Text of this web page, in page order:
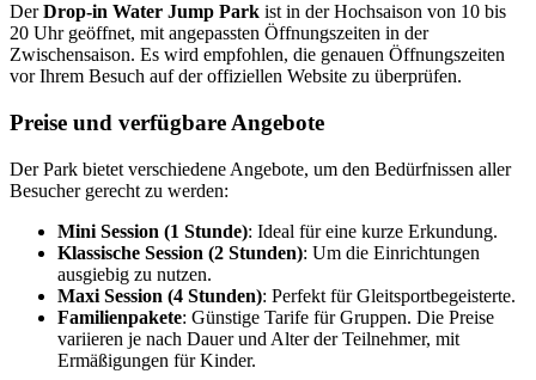
DerDrop-in Water Jump Park ist in der Hochsaison von 10 bis
20 Uhr geöffnet, mit angepassten Öffnungszeiten in der
Zwischensaison. Es wird empfohlen, die genauen Öffnungszeiten
vor Ihrem Besuch auf der offiziellen Website zu überprüfen.
Preise und verfügbare Angebote
Der Park bietet verschiedene Angebote, um den Bedürfnissen aller
Besucher gerecht zu werden:
Mini Session (1 Stunde): Ideal für eine kurze Erkundung.
Klassische Session (2 Stunden): Um die Einrichtungen
ausgiebig zu nutzen.
Maxi Session (4 Stunden): Perfekt für Gleitsportbegeisterte.
Familienpakete: Günstige Tarife für Gruppen. Die Preise
variieren je nach Dauer und Alter der Teilnehmer, mit
Ermäßigungen für Kinder.